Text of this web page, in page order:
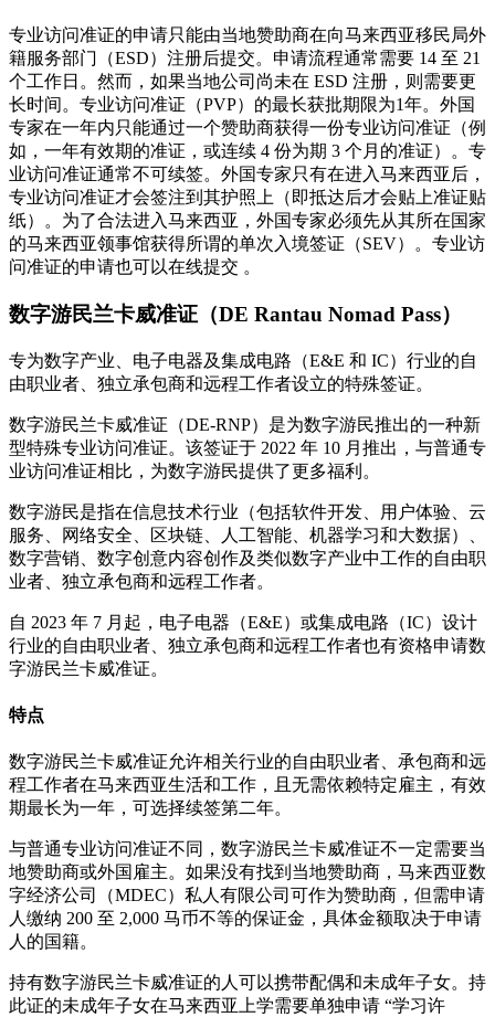
专业访问准证的申请只能由当地赞助商在向马来西亚移民局外
籍服务部门（ESD）注册后提交。申请流程通常需要 14 至 21
个工作日。然而，如果当地公司尚未在 ESD 注册，则需要更
长时间。专业访问准证（PVP）的最长获批期限为1年。外国
专家在一年内只能通过一个赞助商获得一份专业访问准证（例
如，一年有效期的准证，或连续 4 份为期 3 个月的准证）。专
业访问准证通常不可续签。外国专家只有在进入马来西亚后，
专业访问准证才会签注到其护照上（即抵达后才会贴上准证贴
纸）。为了合法进入马来西亚，外国专家必须先从其所在国家
的马来西亚领事馆获得所谓的单次入境签证（SEV）。专业访
问准证的申请也可以在线提交 。
数字游民兰卡威准证（DE Rantau Nomad Pass）
专为数字产业、电子电器及集成电路（E&E 和 IC）行业的自
由职业者、独立承包商和远程工作者设立的特殊签证。
数字游民兰卡威准证（DE-RNP）是为数字游民推出的一种新
型特殊专业访问准证。该签证于 2022 年 10 月推出，与普通专
业访问准证相比，为数字游民提供了更多福利。
数字游民是指在信息技术行业（包括软件开发、用户体验、云
服务、网络安全、区块链、人工智能、机器学习和大数据）、
数字营销、数字创意内容创作及类似数字产业中工作的自由职
业者、独立承包商和远程工作者。
自 2023 年 7 月起，电子电器（E&E）或集成电路（IC）设计
行业的自由职业者、独立承包商和远程工作者也有资格申请数
字游民兰卡威准证。
特点
数字游民兰卡威准证允许相关行业的自由职业者、承包商和远
程工作者在马来西亚生活和工作，且无需依赖特定雇主，有效
期最长为一年，可选择续签第二年。
与普通专业访问准证不同，数字游民兰卡威准证不一定需要当
地赞助商或外国雇主。如果没有找到当地赞助商，马来西亚数
字经济公司（MDEC）私人有限公司可作为赞助商，但需申请
人缴纳 200 至 2,000 马币不等的保证金，具体金额取决于申请
人的国籍。
持有数字游民兰卡威准证的人可以携带配偶和未成年子女。持
此证的未成年子女在马来西亚上学需要单独申请 “学习许